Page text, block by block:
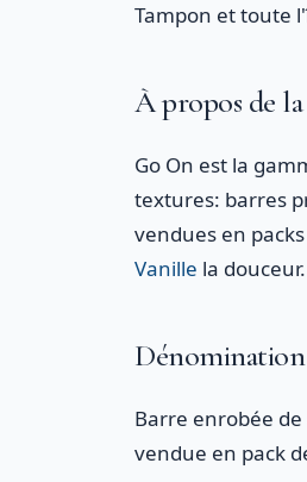
Tampon et toute
À propos de
Go On est la
textures: barres
vendues en
Vanille la douceur.
Barre enrobée
vendue en pack